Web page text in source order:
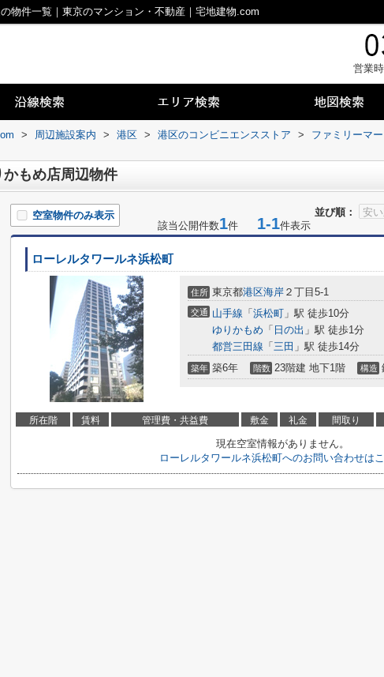
物件一覧｜東京のマンション・不動産｜宅地建物.com
営業
> 周辺施設案内 > 港区 > 港区のコンビニエンスストア > ファミリーマ
もめ店周辺物件
並び順：
空室物件のみ表示
該当公開件数1件 1-1件表示
ローレルタワールネ浜松町
住所 東京都港区海岸 ２丁目5-1
交通 山手線 「 浜松町 」駅 徒歩10分
ゆりかもめ 「 日の出 」駅 徒歩1分
都営三田線 「 三田 」駅 徒歩14分
築年 築6年 階数 23階建 地下1階 構造
所在階 賃料 管理費・共益費 敷金 礼金 間取り
現在空室情報がありません。
ローレルタワールネ浜松町へのお問い合わせは